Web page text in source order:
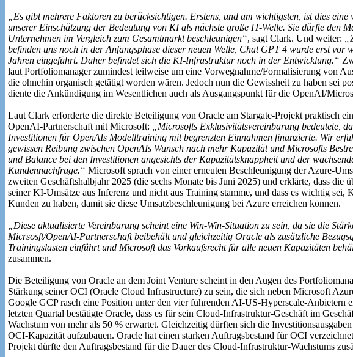
„Es gibt mehrere Faktoren zu berücksichtigen. Erstens, und am wichtigsten, ist dies eine
unserer Einschätzung der Bedeutung von KI als nächste große IT-Welle. Sie dürfte den
Unternehmen im Vergleich zum Gesamtmarkt beschleunigen“, sagt Clark. Und weiter:
befinden uns noch in der Anfangsphase dieser neuen Welle, Chat GPT 4 wurde erst vor
Jahren eingeführt. Daher befindet sich die KI-Infrastruktur noch in der Entwicklung.“
laut Portfoliomanager zumindest teilweise um eine Vorwegnahme/Formalisierung von
die ohnehin organisch getätigt worden wären. Jedoch nun die Gewissheit zu haben sei
diente die Ankündigung im Wesentlichen auch als Ausgangspunkt für die OpenAI/
Laut Clark erforderte die direkte Beteiligung von Oracle am Stargate-Projekt praktisch
OpenAI-Partnerschaft mit Microsoft:
„Microsofts Exklusivitätsvereinbarung bedeutete,
Investitionen für OpenAIs Modelltraining mit begrenzten Einnahmen finanzierte. Wir
gewissen Reibung zwischen OpenAIs Wunsch nach mehr Kapazität und Microsofts
und Balance bei den Investitionen angesichts der Kapazitätsknappheit und der
Kundennachfrage.“ Microsoft sprach von einer erneuten Beschleunigung der Azure-
zweiten Geschäftshalbjahr 2025 (die sechs Monate bis Juni 2025) und erklärte, dass die
seiner KI-Umsätze aus Inferenz und nicht aus Training stamme, und dass es wichtig sei,
Kunden zu haben, damit sie diese Umsatzbeschleunigung bei Azure erreichen können.
„Diese aktualisierte Vereinbarung scheint eine Win-Win-Situation zu sein, da sie die
Micrsosft/OpenAI-Partnerschaft beibehält und gleichzeitig Oracle als zusätzliche
Trainingslasten einführt und Microsoft das Vorkaufsrecht für alle neuen Kapazitäten
zusammen.
Die Beteiligung von Oracle an dem Joint Venture scheint in den Augen des
Stärkung seiner OCI (Oracle Cloud Infrastructure) zu sein, die sich neben Microsoft
Google GCP rasch eine Position unter den vier führenden AI-US-Hyperscale-Anbietern
letzten Quartal bestätigte Oracle, dass es für sein Cloud-Infrastruktur-Geschäft im
Wachstum von mehr als 50 % erwartet. Gleichzeitig dürften sich die
OCI-Kapazität aufzubauen. Oracle hat einen starken Auftragsbestand für OCI
Projekt dürfte den Auftragsbestand für die Dauer des Cloud-Infrastruktur-Wachstums